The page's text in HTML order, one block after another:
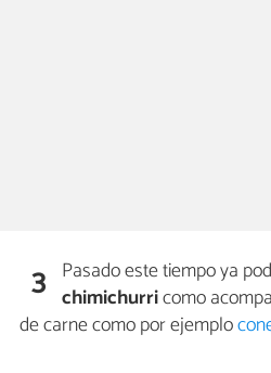
3 Pasado este tiempo ya
chimichurricomo
de carne como por ejemplo